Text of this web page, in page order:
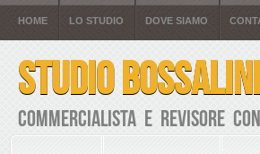
HOME LO STUDIO DOVE SIAMO
STUDIO BOSSALINI
Commercialista e Revisore